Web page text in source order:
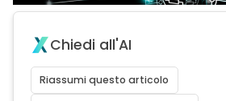
Chiedi all'AI
Riassumi questo articolo